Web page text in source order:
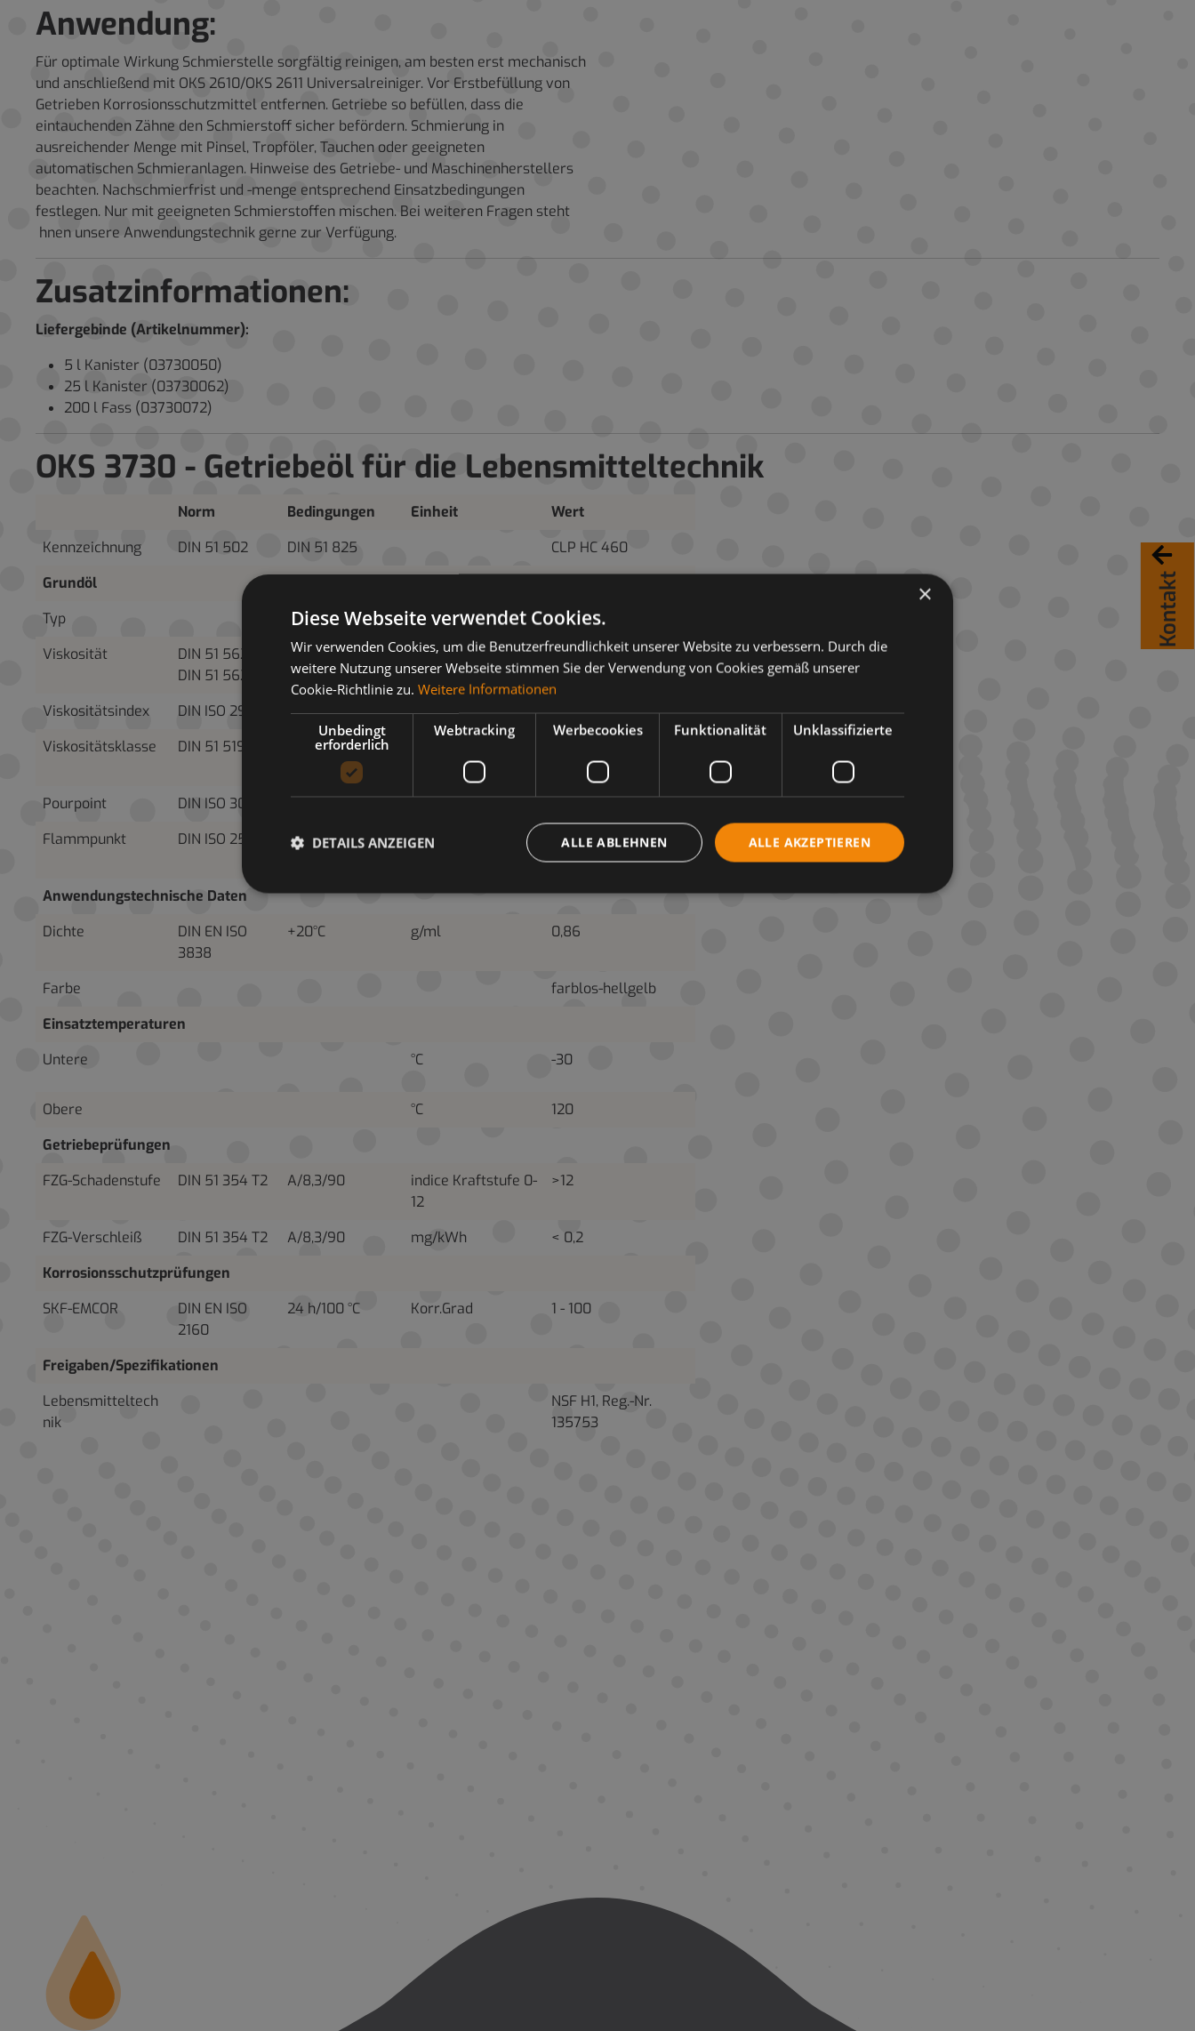
Kontakt
Anwendung:
Für optimale Wirkung Schmierstelle sorgfältig reinigen, am besten erst mechanisch
und anschließend mit OKS 2610/OKS 2611 Universalreiniger. Vor Erstbefüllung von
Getrieben Korrosionsschutzmittel entfernen. Getriebe so befüllen, dass die
eintauchenden Zähne den Schmierstoff sicher befördern. Schmierung in
ausreichender Menge mit Pinsel, Tropföler, Tauchen oder geeigneten
automatischen Schmieranlagen. Hinweise des Getriebe- und Maschinenherstellers
beachten. Nachschmierfrist und -menge entsprechend Einsatzbedingungen
festlegen. Nur mit geeigneten Schmierstoffen mischen. Bei weiteren Fragen steht
hnen unsere Anwendungstechnik gerne zur Verfügung.
Zusatzinformationen:
Liefergebinde (Artikelnummer):
5 l Kanister (03730050)
25 l Kanister (03730062)
200 l Fass (03730072)
OKS 3730 - Getriebeöl für die Lebensmitteltechnik
Norm Bedingungen Einheit
Wert
Kennzeichnung
DIN 51 502 DIN 51 825
CLP HC 460
Grundöl
Typ
Syntheseölgemisch
Viskosität
DIN 51 562-1
DIN 51 562-1
40°C
100°C
mm2 /s
mm2 /s
460
47
Viskositätsindex
DIN ISO 2909
c.a. 150
Viskositätsklasse
DIN 51 519
DIN 51 562-1,
Pourpoint DIN ISO 3016 3°C Schritt °C
< -30
Flammpunkt
DIN ISO 2592
>79 offener
°C >200
Anwendungstechnische Daten
Dichte
DIN EN ISO
3838
+20°C g/ml 0,86
Farbe
farblos-hellgelb
Einsatztemperaturen
Untere
°C -30
Obere °C
120
Getriebeprüfungen
FZG-Schadenstufe
DIN 51 354 T2 A/8,3/90
indice Kraftstufe 0-
12
>12
FZG-Verschleiß DIN 51 354 T2 A/8,3/90 mg/kWh
< 0,2
Korrosionsschutzprüfungen
SKF-EMCOR
DIN EN ISO
2160
24 h/100 °C Korr.Grad 1 - 100
Freigaben/Spezifikationen
Lebensmitteltech
nik
NSF H1, Reg.-Nr.
135753
×
Diese Webseite verwendet Cookies.
Wir verwenden Cookies, um die Benutzerfreundlichkeit unserer Website zu verbessern. Durch die
weitere Nutzung unserer Webseite stimmen Sie der Verwendung von Cookies gemäß unserer
Cookie-Richtlinie zu. Weitere Informationen
Unbedingt
erforderlich
Webtracking Werbecookies Funktionalität Unklassifizierte
ALLE AKZEPTIEREN
ALLE ABLEHNEN
DETAILS ANZEIGEN